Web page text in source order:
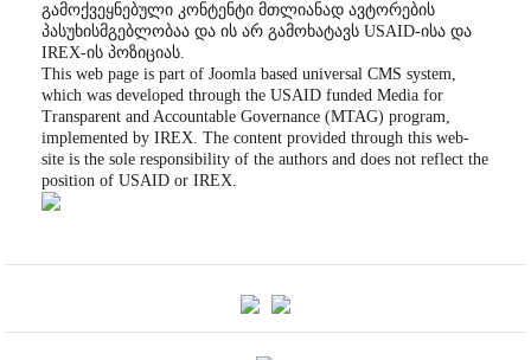
გამოქვეყნებული კონტენტი მთლიანად ავტორების
პასუხისმგებლობაა და ის არ გამოხატავს USAID-ისა და
IREX-ის პოზიციას.
This web page is part of Joomla based universal CMS system,
which was developed through the USAID funded Media for
Transparent and Accountable Governance (MTAG) program,
implemented by IREX. The content provided through this web-
site is the sole responsibility of the authors and does not reflect the
position of USAID or IREX.